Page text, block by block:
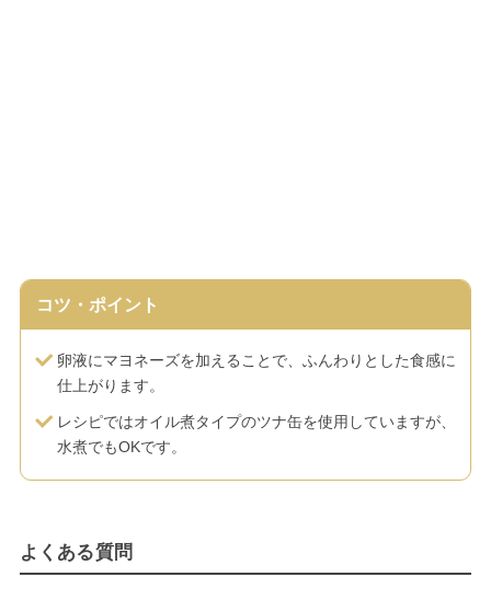
コツ・ポイント
卵液にマヨネーズを加えることで、ふんわりとした食感に
仕上がります。
レシピではオイル煮タイプのツナ缶を使用していますが、
水煮でもOKです。
よくある質問